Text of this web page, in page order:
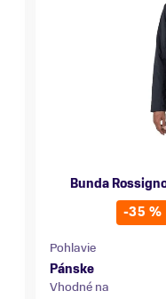
Bunda
-35 %
Pohlavie
Pánske
Vhodné na